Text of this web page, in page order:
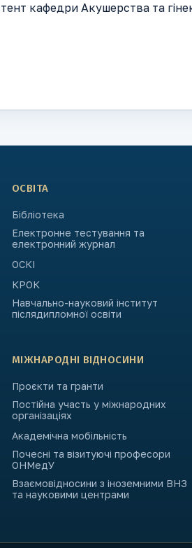
кафедри Акушерства та
ОСВІТА
Бібліотека
Електронне тестування та
електронний журнал
ОСКІ
КРОК
Навчально-науковий інститут
післядипломної освіти
МІЖНАРОДНІ ВІДНОСИНИ
Проєкти та гранти
Постійна участь у міжнародних
організаціях
Академічна мобільність
Почесні та візитуючі професори
ОНМедУ
Взаємовідносини з іноземними ВНЗ
та науковими центрами